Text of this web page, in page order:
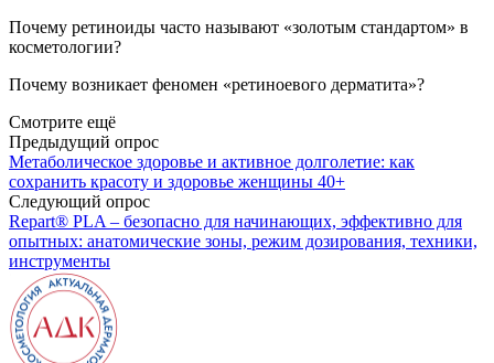
Почему ретиноиды часто называют «золотым стандартом» в
косметологии?
Почему возникает феномен «ретиноевого дерматита»?
Смотрите ещё
Предыдущий опрос
Метаболическое здоровье и активное долголетие: как
сохранить красоту и здоровье женщины 40+
Следующий опрос
Repart® PLA – безопасно для начинающих, эффективно для
опытных: анатомические зоны, режим дозирования, техники,
инструменты